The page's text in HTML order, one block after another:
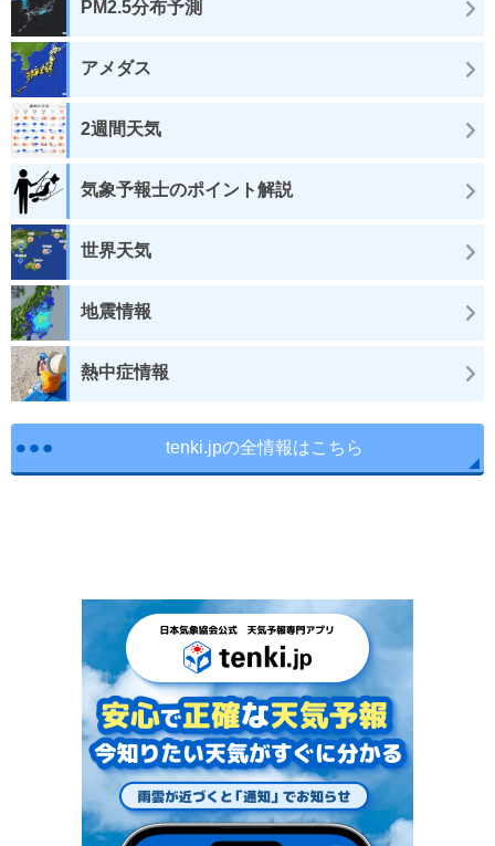
PM2.5分布予測
アメダス
2週間天気
気象予報士のポイント解説
世界天気
地震情報
熱中症情報
tenki.jpの全情報はこちら